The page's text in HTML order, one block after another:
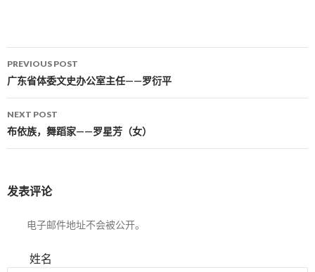
Post navigation
PREVIOUS POST
广东省体委文史办公室主任——罗衍平
NEXT POST
布依族，舞蹈家——罗星芳（女）
发表评论
电子邮件地址不会被公开。
姓名